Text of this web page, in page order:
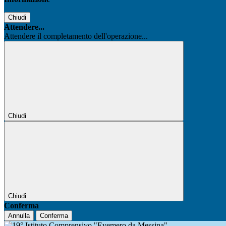
Chiudi
Attendere...
Attendere il completamento dell'operazione...
Chiudi
Chiudi
Conferma
Annulla Conferma